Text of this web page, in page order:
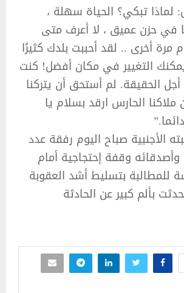
لماذا تبكي؟ الحياة سهلة ،
في حزن عميق ، لا أعرف متى
مرة أخرى .. لقد أحببت بلدك كثيرًا
التغيير في مكان أفضل! كنت
الحقيقة. لم أستحق أن يتركنا
الحارس ارقد بسلام يا
الأجنبية صباح اليوم رفقة عدد
وأصدقائه وقفة إحتجاجية أمام
للمطالبة بتسليط أشد العقوبة
بألم كبير عن الحادثة